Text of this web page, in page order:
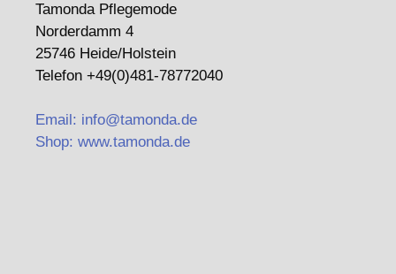
Tamonda Pflegemode
Norderdamm 4
25746 Heide/Holstein
Telefon +49(0)481-78772040
Email: info@tamonda.de
Shop: www.tamonda.de